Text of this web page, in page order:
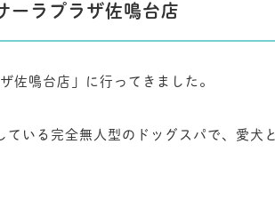
ーラプラザ佐鳴台店
佐鳴台店」に行ってきました。
いる完全無人型のドッグスパで、愛犬と